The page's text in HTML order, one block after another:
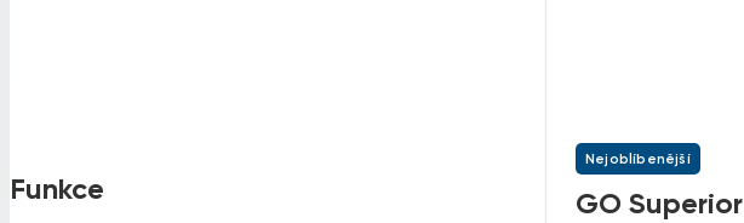
Nejoblíbenější
Funkce GO Superior